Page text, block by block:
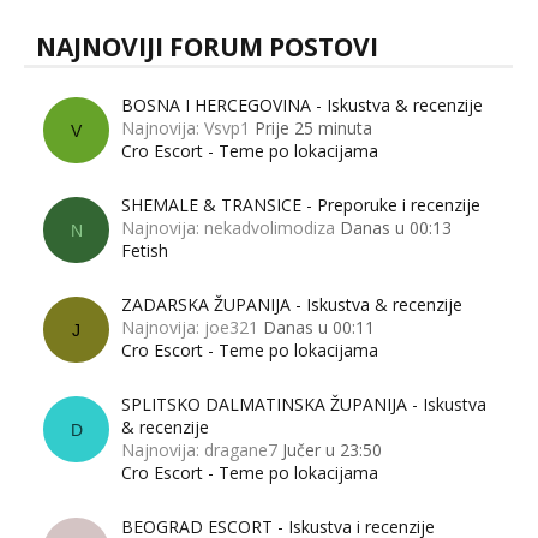
NAJNOVIJI FORUM POSTOVI
V
BOSNA I HERCEGOVINA - Iskustva & recenzije
Najnovija: Vsvp1 Prije 25 minuta
Cro Escort - Teme po lokacijama
N
SHEMALE & TRANSICE - Preporuke i recenzije
Najnovija: nekadvolimodiza Danas u 00:13
Fetish
J
ZADARSKA ŽUPANIJA - Iskustva & recenzije
Najnovija: joe321 Danas u 00:11
Cro Escort - Teme po lokacijama
D
SPLITSKO DALMATINSKA ŽUPANIJA - Iskustva
& recenzije
Najnovija: dragane7 Jučer u 23:50
Cro Escort - Teme po lokacijama
BEOGRAD ESCORT - Iskustva i recenzije